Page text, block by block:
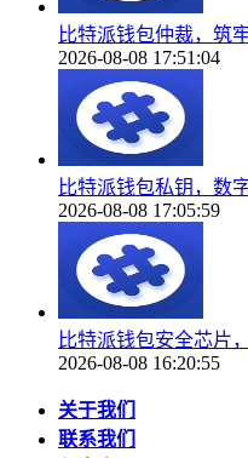
比特派钱包仲裁，筑
2026-08-08 17:51:04
比特派钱包私钥，数
2026-08-08 17:05:59
比特派钱包安全芯片
2026-08-08 16:20:55
关于我们
联系我们